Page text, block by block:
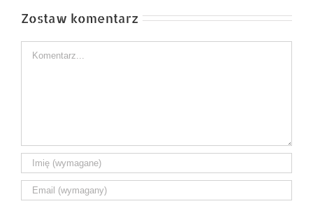
Zostaw komentarz